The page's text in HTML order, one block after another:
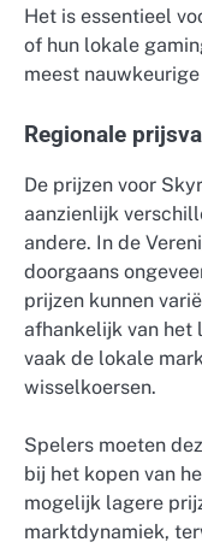
Het is essentieel
of hun lokale
meest
Regionale
De prijzen voor
aanzienlijk
andere. In de
doorgaans
prijzen kunnen
afhankelijk van het
vaak de lokale
wisselkoersen.
Spelers moeten
bij het kopen van
mogelijk lagere
marktdynamiek,